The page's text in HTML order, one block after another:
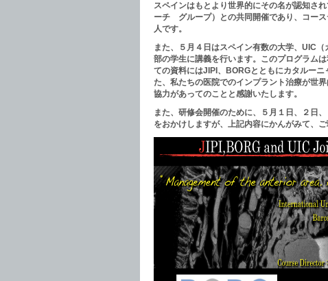
スペインはもとより世界的にその名が認知
ーチ グループ）との共同開催であり、コー
人です。
また、５月４日はスペイン有数の大学、UIC
部の学生に講義を行います。このプログラム
ての資料にはJIPI、BORGとともにカタルーニ
た、私たちの医院でのインプラント治療が世
協力があってのことと感謝いたします。
また、研修会開催のために、５月１日、２日
をおかけしますが、上記内容にかんがみて、